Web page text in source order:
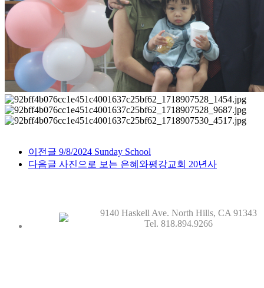
이전글 9/8/2024 Sunday School
다음글 사진으로 보는 은혜와평강교회 20년사
9140 Haskell Ave. North Hills, CA 91343
Tel. 818.894.9266